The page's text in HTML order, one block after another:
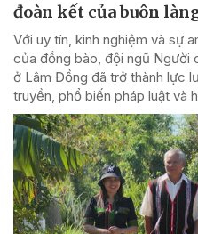
đoàn kết của buôn
Với uy tín, kinh nghiệm và sự
của đồng bào, đội ngũ Người
ở Lâm Đồng đã trở thành lực
truyền, phổ biến pháp luật và